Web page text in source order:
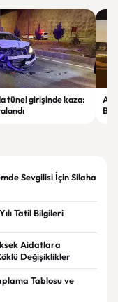
tünel girişinde kaza:
Sevgilisi İçin Silaha
Tatil Bilgileri
Aidatlara
Değişiklikler
Tablosu ve